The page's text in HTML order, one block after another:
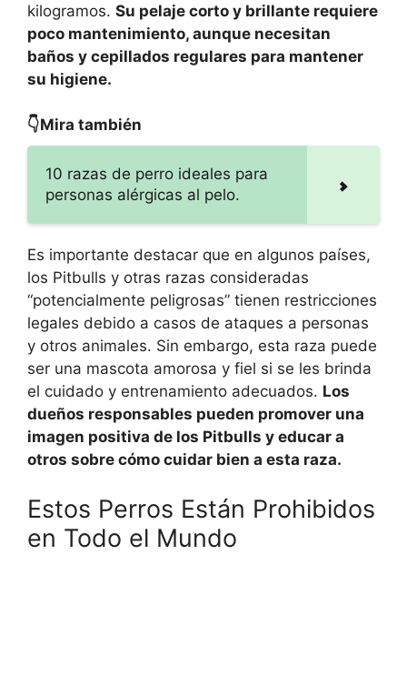
kilogramos. Su pelaje corto y brillante requiere
poco mantenimiento, aunque necesitan
baños y cepillados regulares para mantener
su higiene.
👇Mira también
10 razas de perro ideales para
personas alérgicas al pelo.
Es importante destacar que en algunos países,
los Pitbulls y otras razas consideradas
“potencialmente peligrosas” tienen restricciones
legales debido a casos de ataques a personas
y otros animales. Sin embargo, esta raza puede
ser una mascota amorosa y fiel si se les brinda
el cuidado y entrenamiento adecuados. Los
dueños responsables pueden promover una
imagen positiva de los Pitbulls y educar a
otros sobre cómo cuidar bien a esta raza.
Estos Perros Están Prohibidos
en Todo el Mundo